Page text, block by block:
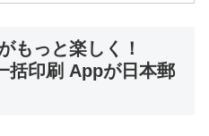
もっと楽しく！
括印刷 Appが日本郵